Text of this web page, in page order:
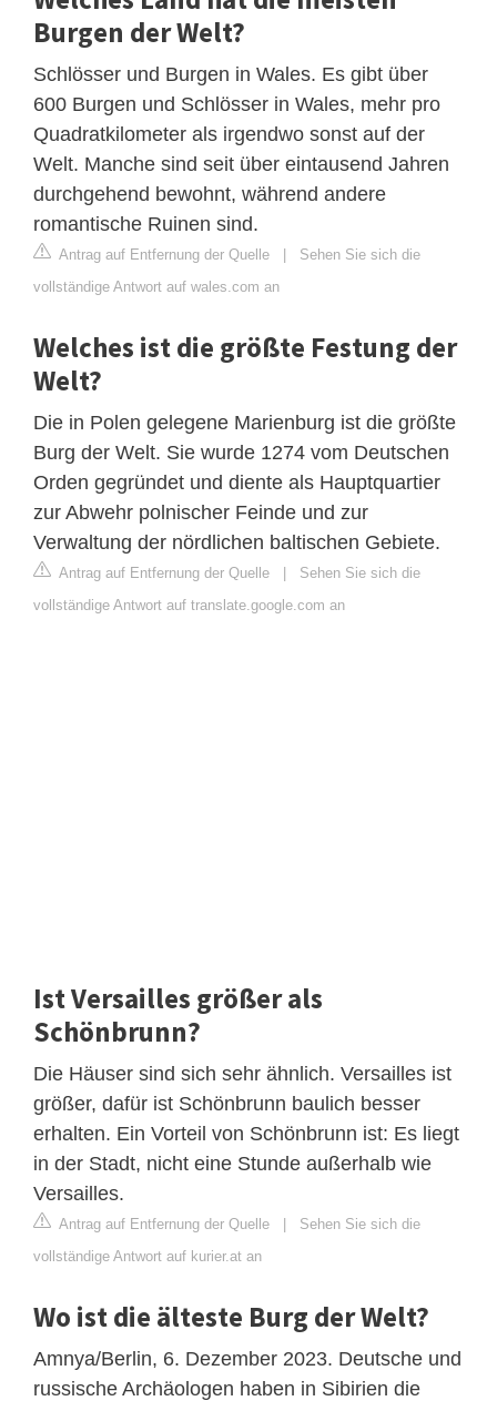
Burgen der Welt?
Schlösser und Burgen in Wales. Es gibt über
600 Burgen und Schlösser in Wales, mehr pro
Quadratkilometer als irgendwo sonst auf der
Welt. Manche sind seit über eintausend Jahren
durchgehend bewohnt, während andere
romantische Ruinen sind.
Antrag auf Entfernung der Quelle | Sehen Sie sich die
vollständige Antwort auf wales.com an
Welches ist die größte Festung der
Welt?
Die in Polen gelegene Marienburg ist die größte
Burg der Welt. Sie wurde 1274 vom Deutschen
Orden gegründet und diente als Hauptquartier
zur Abwehr polnischer Feinde und zur
Verwaltung der nördlichen baltischen Gebiete.
Antrag auf Entfernung der Quelle | Sehen Sie sich die
vollständige Antwort auf translate.google.com an
Ist Versailles größer als
Schönbrunn?
Die Häuser sind sich sehr ähnlich. Versailles ist
größer, dafür ist Schönbrunn baulich besser
erhalten. Ein Vorteil von Schönbrunn ist: Es liegt
in der Stadt, nicht eine Stunde außerhalb wie
Versailles.
Antrag auf Entfernung der Quelle | Sehen Sie sich die
vollständige Antwort auf kurier.at an
Wo ist die älteste Burg der Welt?
Amnya/Berlin, 6. Dezember 2023. Deutsche und
russische Archäologen haben in Sibirien die